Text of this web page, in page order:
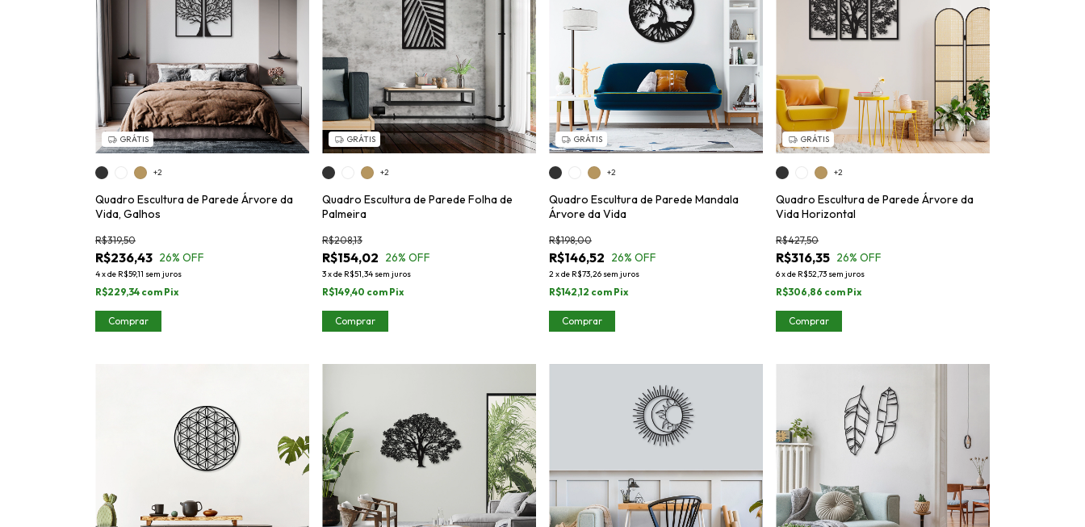
GRÁTIS
Quadro Escultura de Parede Árvore da
Vida, Galhos
R$236,43
R$319,50
26% OFF
4xde R$59,11 sem juros
R$229,34 com Pix
+2
Comprar
GRÁTIS
Quadro Escultura de Parede Folha de
Palmeira
R$154,02
R$208,13
26% OFF
3xde R$51,34 sem juros
R$149,40 com Pix
+2
Comprar
GRÁTIS
Quadro Escultura de Parede Mandala
Árvore da Vida
R$146,52
R$198,00
26% OFF
2xde R$73,26 sem juros
R$142,12 com Pix
+2
Comprar
GRÁTIS
Quadro Escultura de Parede Árvore da
Vida Horizontal
R$316,35
R$427,50
26% OFF
6xde R$52,73 sem juros
R$306,86 com Pix
+2
Comprar